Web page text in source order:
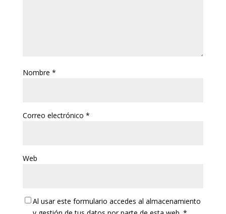
Nombre *
Correo electrónico *
Web
Al usar este formulario accedes al almacenamiento